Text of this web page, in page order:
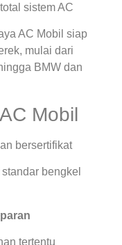
sistem AC
AC Mobil siap
mulai dari
BMW dan
Mobil
bersertifikat
bengkel
tertentu